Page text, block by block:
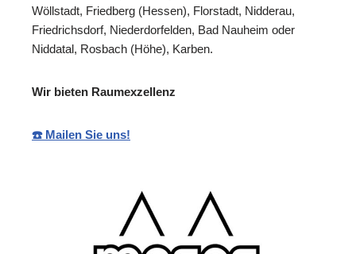
Wöllstadt, Friedberg (Hessen), Florstadt, Nidderau,
Friedrichsdorf, Niederdorfelden, Bad Nauheim oder
Niddatal, Rosbach (Höhe), Karben.
Wir bieten Raumexzellenz
☎️ Mailen Sie uns!